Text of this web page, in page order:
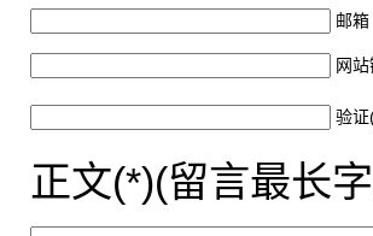
邮箱
网
验证
正文(*)(留言最长